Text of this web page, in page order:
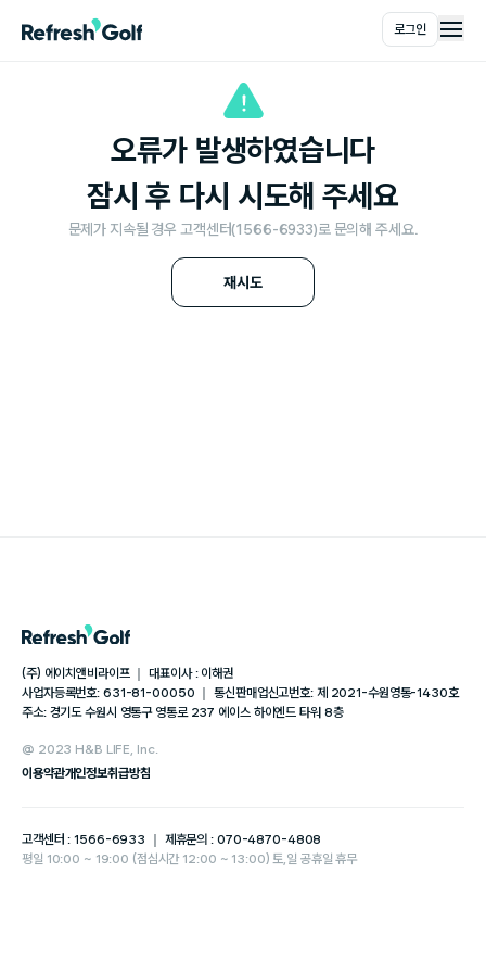
로그인 메인
오류가 발생하였습니다
잠시 후 다시 시도해 주세요
문제가 지속될 경우 고객센터(1566-6933)로 문의해 주세요.
재시도
(주) 에이치앤비라이프 ｜ 대표이사 : 이해권
사업자등록번호: 631-81-00050 ｜ 통신판매업신고번호: 제 2021-수원영통-1430호
주소: 경기도 수원시 영통구 영통로 237 에이스 하이엔드 타워 8층
@ 2023 H&B LIFE, Inc.
이용약관개인정보취급방침
고객센터 : 1566-6933 ｜ 제휴문의 : 070-4870-4808
평일 10:00 ~ 19:00 (점심시간 12:00 ~ 13:00) 토,일 공휴일 휴무